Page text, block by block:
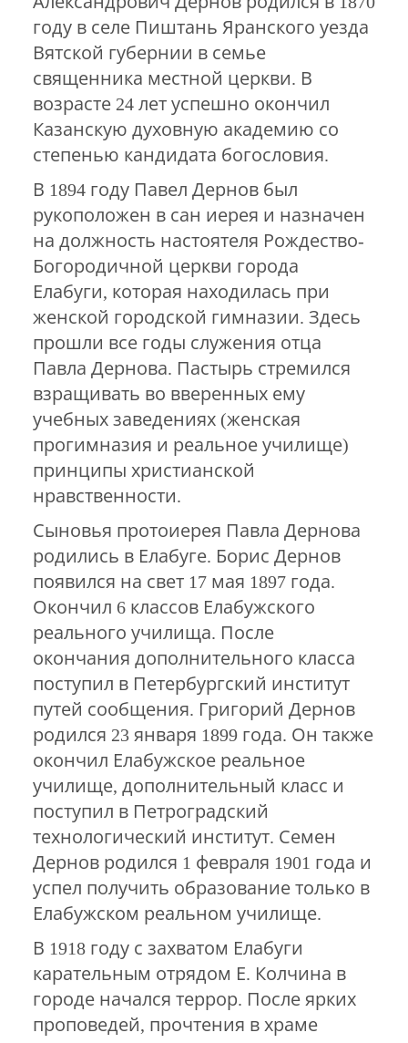
году в селе Пиштань Яранского уезда
Вятской губернии в семье
священника местной церкви. В
возрасте 24 лет успешно окончил
Казанскую духовную академию со
степенью кандидата богословия.
В 1894 году Павел Дернов был
рукоположен в сан иерея и назначен
на должность настоятеля Рождество-
Богородичной церкви города
Елабуги, которая находилась при
женской городской гимназии. Здесь
прошли все годы служения отца
Павла Дернова. Пастырь стремился
взращивать во вверенных ему
учебных заведениях (женская
прогимназия и реальное училище)
принципы христианской
нравственности.
Сыновья протоиерея Павла Дернова
родились в Елабуге. Борис Дернов
появился на свет 17 мая 1897 года.
Окончил 6 классов Елабужского
реального училища. После
окончания дополнительного класса
поступил в Петербургский институт
путей сообщения. Григорий Дернов
родился 23 января 1899 года. Он также
окончил Елабужское реальное
училище, дополнительный класс и
поступил в Петроградский
технологический институт. Семен
Дернов родился 1 февраля 1901 года и
успел получить образование только в
Елабужском реальном училище.
В 1918 году с захватом Елабуги
карательным отрядом Е. Колчина в
городе начался террор. После ярких
проповедей, прочтения в храме